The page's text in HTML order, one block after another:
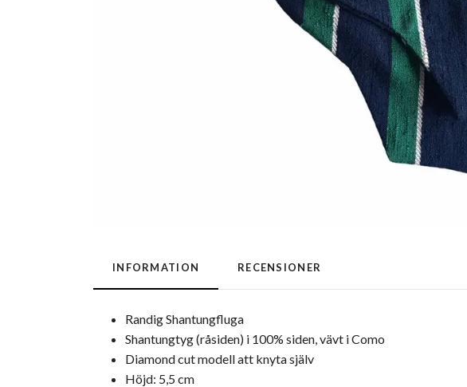
INFORMATION RECENSIONER
Randig Shantungfluga
Shantungtyg (råsiden) i 100% siden, vävt i Como
Diamond cut modell att knyta själv
Höjd: 5,5 cm